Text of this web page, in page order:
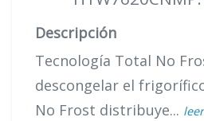
Descripción
Tecnología Total No
descongelar el
No Frost distribuye...